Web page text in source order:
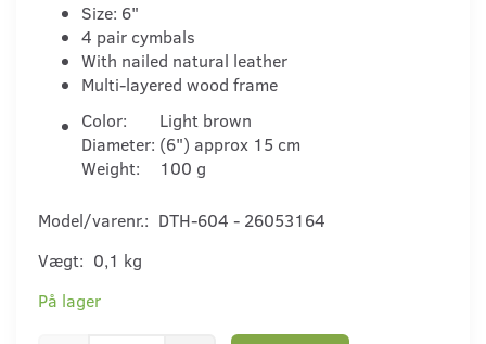
Size: 6"
4 pair cymbals
With nailed natural leather
Multi-layered wood frame
Color:
Light brown
Diameter: (6") approx 15 cm
Weight:
100 g
Model/varenr.: DTH-604 - 26053164
Vægt: 0,1 kg
På lager